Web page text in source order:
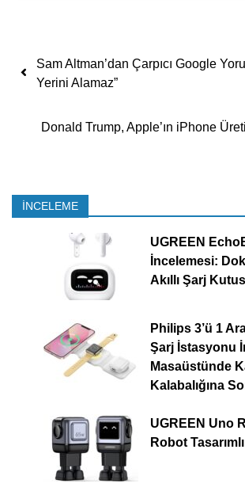
Yazı dolaşımı
Sam Altman’dan Çarpıcı Google
Yerini Alamaz”
Donald Trump, Apple’ın iPhone
İNCELEME
UGREEN
İncelemesi:
Akıllı Şarj
Philips 3’ü 1
Şarj İstasyonu
Masaüstünde
Kalabalığına
UGREEN Uno
Robot